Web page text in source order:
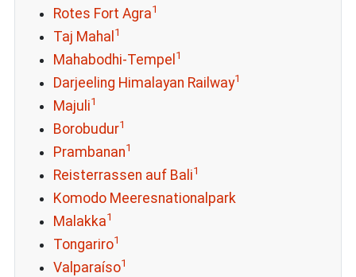
Rotes Fort Agra1
Taj Mahal 1
Mahabodhi-Tempel 1
Darjeeling Himalayan Railway1
Majuli1
Borobudur1
Prambanan1
Reisterrassen auf Bali1
Komodo Meeresnationalpark
Malakka1
Tongariro1
Valparaíso1